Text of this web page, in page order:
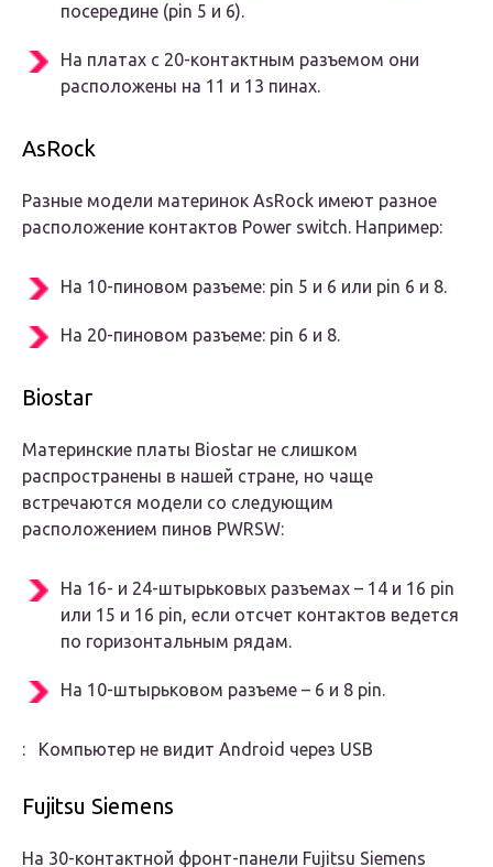
посередине (pin 5 и 6).
На платах с 20-контактным разъемом они
расположены на 11 и 13 пинах.
AsRock
Разные модели материнок AsRock имеют разное
расположение контактов Power switch. Например:
На 10-пиновом разъеме: pin 5 и 6 или pin 6 и 8.
На 20-пиновом разъеме: pin 6 и 8.
Biostar
Материнские платы Biostar не слишком
распространены в нашей стране, но чаще
встречаются модели со следующим
расположением пинов PWRSW:
На 16- и 24-штырьковых разъемах – 14 и 16 pin
или 15 и 16 pin, если отсчет контактов ведется
по горизонтальным рядам.
На 10-штырьковом разъеме – 6 и 8 pin.
: Компьютер не видит Android через USB
Fujitsu Siemens
На 30-контактной фронт-панели Fujitsu Siemens